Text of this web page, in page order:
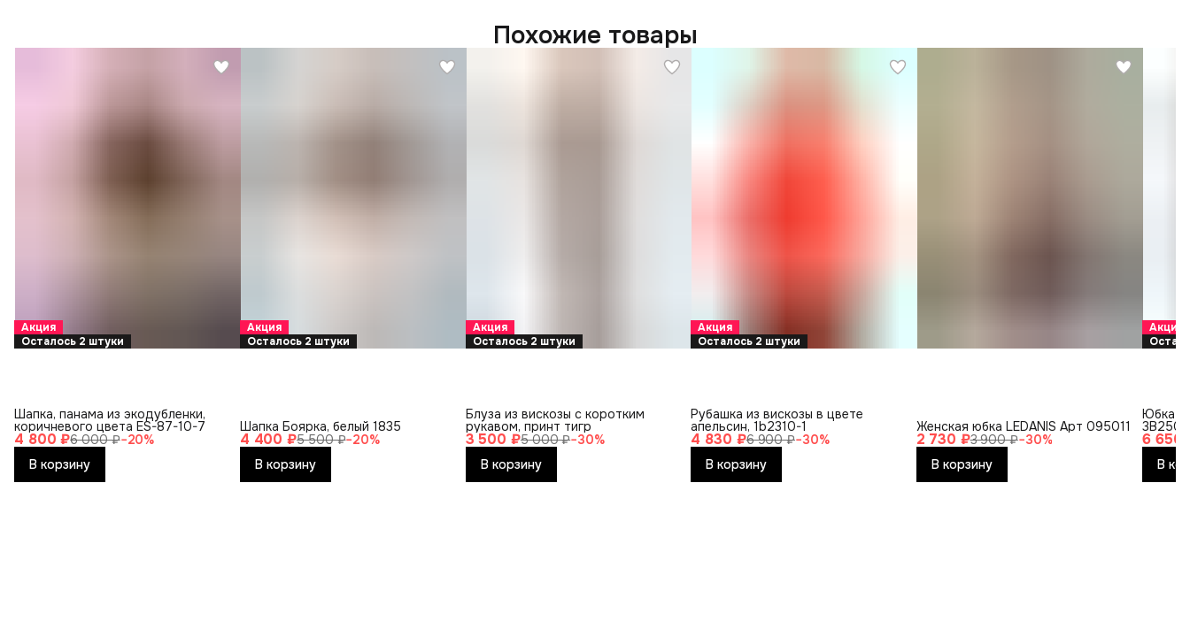
Похожие товары
Акция
Осталось 2 штуки
4 800 ₽6 000 ₽−20%
Шапка, панама из экодубленки,
коричневого цвета ES-87-10-7
В корзину
Акция
Осталось 2 штуки
4 400 ₽5 500 ₽−20%
Шапка Боярка, белый 1835
В корзину
Акция
Осталось 2 штуки
3 500 ₽5 000 ₽−30%
Блуза из вискозы с коротким
рукавом, принт тигр
В корзину
Акция
Осталось 2 штуки
4 830 ₽6 900 ₽−30%
Рубашка из вискозы в цвете
апельсин, 1b2310-1
В корзину
2 730 ₽3 900 ₽−30%
Женская юбка LEDANIS Арт 095011
В корзину
Акция
6 650
Юбка
3B2502
В